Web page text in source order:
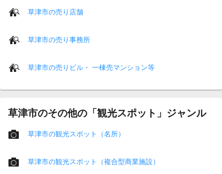
草津市の売り店舗
草津市の売り事務所
草津市の売りビル・ 一棟売マンション等
草津市のその他の「観光スポット」ジャンル
草津市の観光スポット（名所）
草津市の観光スポット（複合型商業施設）